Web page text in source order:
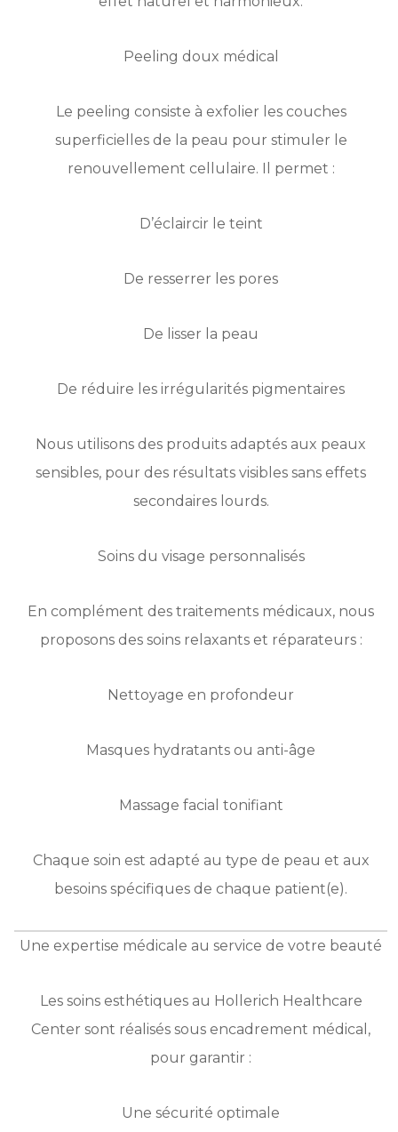
Peeling doux médical
Le peeling consiste à exfolier les couches
superficielles de la peau pour stimuler le
renouvellement cellulaire. Il permet :
D’éclaircir le teint
De resserrer les pores
De lisser la peau
De réduire les irrégularités pigmentaires
Nous utilisons des produits adaptés aux peaux
sensibles, pour des résultats visibles sans effets
secondaires lourds.
Soins du visage personnalisés
En complément des traitements médicaux, nous
proposons des soins relaxants et réparateurs :
Nettoyage en profondeur
Masques hydratants ou anti-âge
Massage facial tonifiant
Chaque soin est adapté au type de peau et aux
besoins spécifiques de chaque patient(e).
Une expertise médicale au service de votre beauté
Les soins esthétiques au Hollerich Healthcare
Center sont réalisés sous encadrement médical,
pour garantir :
Une sécurité optimale